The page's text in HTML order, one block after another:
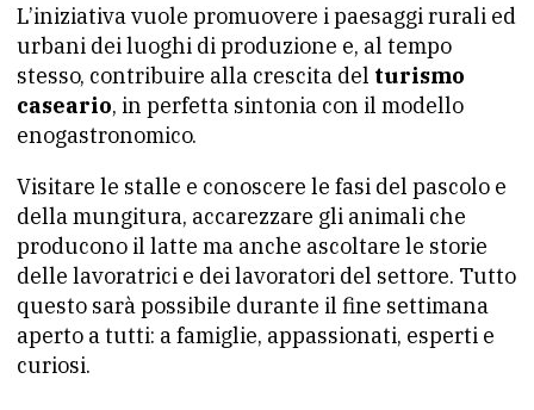
L’iniziativa vuole promuovere i paesaggi rurali ed
urbani dei luoghi di produzione e, al tempo
stesso, contribuire alla crescita del turismo
caseario, in perfetta sintonia con il modello
enogastronomico.
Visitare le stalle e conoscere le fasi del pascolo e
della mungitura, accarezzare gli animali che
producono il latte ma anche ascoltare le storie
delle lavoratrici e dei lavoratori del settore. Tutto
questo sarà possibile durante il fine settimana
aperto a tutti: a famiglie, appassionati, esperti e
curiosi.